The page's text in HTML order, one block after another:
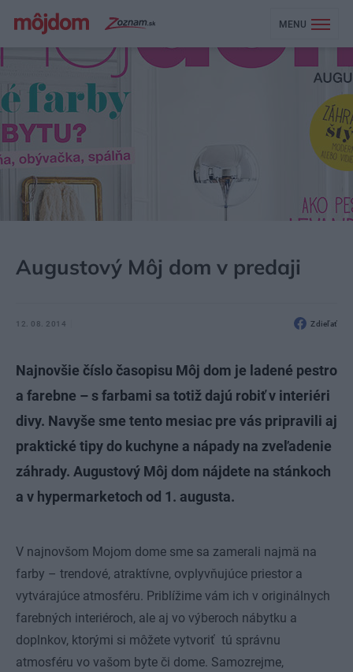
MENU
Augustový Môj dom v predaji
12. 08. 2014 Zdieľať
Najnovšie číslo časopisu Môj dom je ladené pestro
a farebne – s farbami sa totiž dajú robiť v interiéri
divy. Navyše sme tento mesiac pre vás pripravili aj
praktické tipy do kuchyne a nápady na zveľadenie
záhrady. Augustový Môj dom nájdete na stánkoch
a v hypermarketoch od 1. augusta.
V najnovšom Mojom dome sme sa zamerali najmä na
farby – trendové, atraktívne, ovplyvňujúce priestor a
vytvárajúce atmosféru. Priblížime vám ich v originálnych
farebných interiéroch, ale aj vo výberoch nábytku a
doplnkov, ktorými si môžete vytvoriť tú správnu
atmosféru vo vašom byte či dome. Samozrejme,